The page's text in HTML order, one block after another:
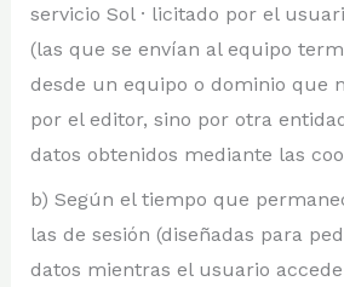
servicio Sol · licitado por el
(las que se envían al equipo
desde un equipo o dominio que
por el editor, sino por otra
datos obtenidos mediante las
b) Según el tiempo que
las de sesión (diseñadas para
datos mientras el usuario